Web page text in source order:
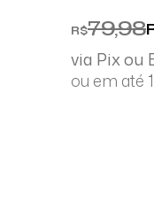
R$79,98
via Pix ou
ou em até